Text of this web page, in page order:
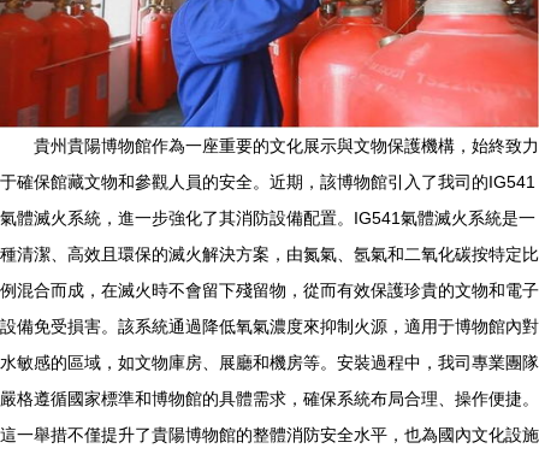
貴州貴陽博物館作為一座重要的文化展示與文物保護機構，始終致力
于確保館藏文物和參觀人員的安全。近期，該博物館引入了我司的IG541
氣體滅火系統，進一步強化了其消防設備配置。IG541氣體滅火系統是一
種清潔、高效且環保的滅火解決方案，由氮氣、氬氣和二氧化碳按特定比
例混合而成，在滅火時不會留下殘留物，從而有效保護珍貴的文物和電子
設備免受損害。該系統通過降低氧氣濃度來抑制火源，適用于博物館內對
水敏感的區域，如文物庫房、展廳和機房等。安裝過程中，我司專業團隊
嚴格遵循國家標準和博物館的具體需求，確保系統布局合理、操作便捷。
這一舉措不僅提升了貴陽博物館的整體消防安全水平，也為國內文化設施